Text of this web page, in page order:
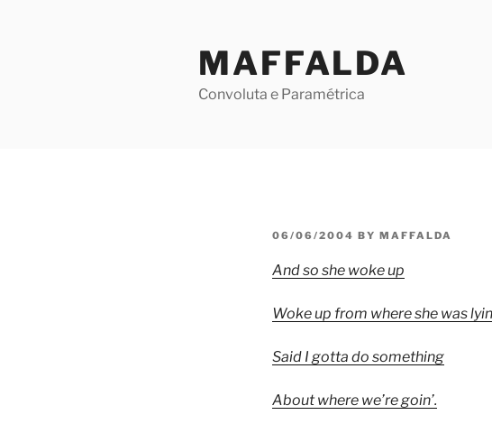
MAFFALDA
Convoluta e Paramétrica
POSTED
06/06/2004 BY MAFFALDA
And so she woke up
Woke up from where she was
Said I gotta do something
About where we’re goin’.